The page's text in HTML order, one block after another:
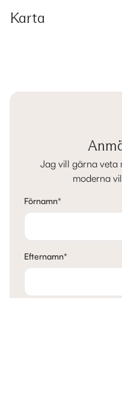
Karta
Jag vill gärna veta
moderna
Förnamn*
Efternamn*